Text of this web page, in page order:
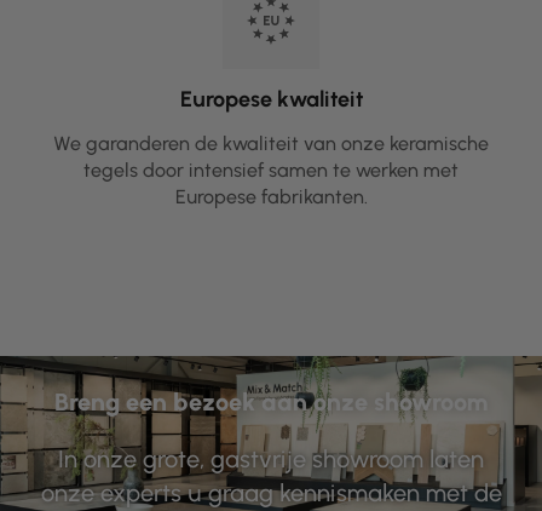
Europese kwaliteit
We garanderen de kwaliteit van onze keramische
tegels door intensief samen te werken met
Europese fabrikanten.
Breng een bezoek aan onze showroom
In onze grote, gastvrije showroom laten
onze experts u graag kennismaken met de